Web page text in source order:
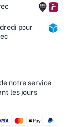
pour
notre service
les jours